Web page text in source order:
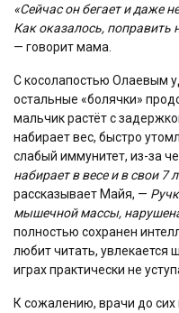
«Сейчас он бегает и даже
Как оказалось, поправить
— говорит мама.
С косолапостью Олаевым
остальные «болячки»
мальчик растёт с
набирает вес, быстро
слабый иммунитет, из-за
набирает в весе и в свои 7
рассказывает Майя, —
мышечной массы,
полностью сохранен
любит читать, увлекается
играх практически не
К сожалению, врачи до сих